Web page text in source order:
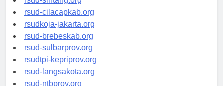
rsud-sintang.org
rsud-cilacapkab.org
rsudkoja-jakarta.org
rsud-brebeskab.org
rsud-sulbarprov.org
rsudtpi-kepriprov.org
rsud-langsakota.org